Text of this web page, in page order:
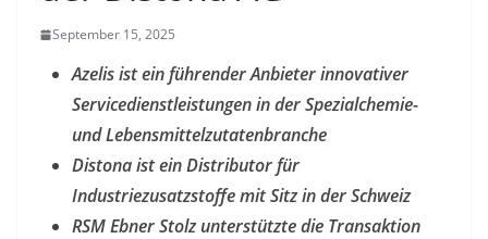
September 15, 2025
Azelis ist ein führender Anbieter innovativer
Servicedienstleistungen in der Spezialchemie-
und Lebensmittelzutatenbranche
Distona ist ein Distributor für
Industriezusatzstoffe mit Sitz in der Schweiz
RSM Ebner Stolz unterstützte die Transaktion